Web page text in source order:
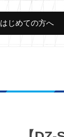
はじめての方へ